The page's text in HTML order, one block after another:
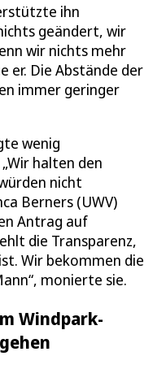
ihn
geändert, wir
wir nichts mehr
er. Die Abstände der
immer geringer
wenig
halten den
nicht
Berners (UWV)
Antrag auf
die Transparenz,
Wir bekommen die
monierte sie.
Windpark-